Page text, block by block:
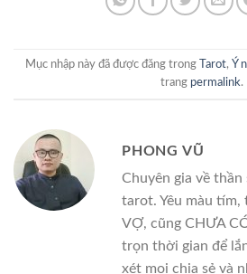
Mục nhập này đã được đăng trong Tarot, Ý
trang permalink.
PHONG VŨ
Chuyên gia về
tarot. Yêu màu tím,
VỢ, cũng CHƯA
trọn thời gian để
xét mọi chia sẻ và